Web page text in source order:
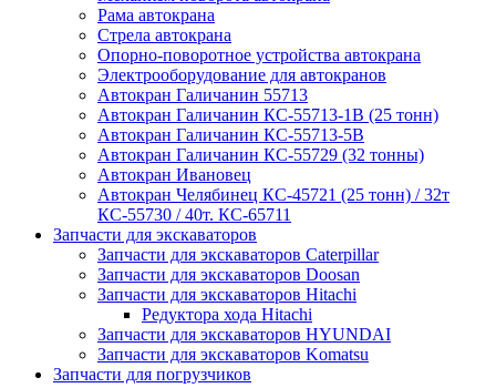
Рама автокрана
Стрела автокрана
Опорно-поворотное устройства автокрана
Электрооборудование для автокранов
Автокран Галичанин 55713
Автокран Галичанин КС-55713-1В (25 тонн)
Автокран Галичанин КС-55713-5В
Автокран Галичанин КС-55729 (32 тонны)
Автокран Ивановец
Автокран Челябинец КС-45721 (25 тонн) / 32т
КС-55730 / 40т. КС-65711
Запчасти для экскаваторов
Запчасти для экскаваторов Caterpillar
Запчасти для экскаваторов Doosan
Запчасти для экскаваторов Hitachi
Редуктора хода Hitachi
Запчасти для экскаваторов HYUNDAI
Запчасти для экскаваторов Komatsu
Запчасти для погрузчиков